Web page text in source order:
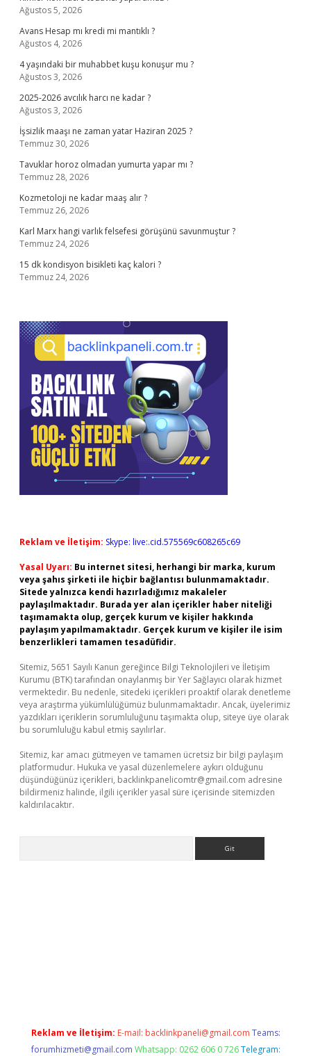
Ağustos 5, 2026
Avans Hesap mı kredi mi mantıklı ?
Ağustos 4, 2026
4 yaşındaki bir muhabbet kuşu konuşur mu ?
Ağustos 3, 2026
2025-2026 avcılık harcı ne kadar ?
Ağustos 3, 2026
İşsizlik maaşı ne zaman yatar Haziran 2025 ?
Temmuz 30, 2026
Tavuklar horoz olmadan yumurta yapar mı ?
Temmuz 28, 2026
Kozmetoloji ne kadar maaş alır ?
Temmuz 26, 2026
Karl Marx hangi varlık felsefesi görüşünü savunmuştur ?
Temmuz 24, 2026
15 dk kondisyon bisikleti kaç kalori ?
Temmuz 24, 2026
Reklam ve İletişim: Skype: live:.cid.575569c608265c69
Yasal Uyarı: Bu internet sitesi, herhangi bir marka, kurum
veya şahıs şirketi ile hiçbir bağlantısı bulunmamaktadır.
Sitede yalnızca kendi hazırladığımız makaleler
paylaşılmaktadır. Burada yer alan içerikler haber niteliği
taşımamakta olup, gerçek kurum ve kişiler hakkında
paylaşım yapılmamaktadır. Gerçek kurum ve kişiler ile isim
benzerlikleri tamamen tesadüfidir.
Sitemiz, 5651 Sayılı Kanun gereğince Bilgi Teknolojileri ve İletişim
Kurumu (BTK) tarafından onaylanmış bir Yer Sağlayıcı olarak hizmet
vermektedir. Bu nedenle, sitedeki içerikleri proaktif olarak denetleme
veya araştırma yükümlülüğümüz bulunmamaktadır. Ancak, üyelerimiz
yazdıkları içeriklerin sorumluluğunu taşımakta olup, siteye üye olarak
bu sorumluluğu kabul etmiş sayılırlar.
Sitemiz, kar amacı gütmeyen ve tamamen ücretsiz bir bilgi paylaşım
platformudur. Hukuka ve yasal düzenlemelere aykırı olduğunu
düşündüğünüz içerikleri, backlinkpanelicomtr@gmail.com adresine
bildirmeniz halinde, ilgili içerikler yasal süre içerisinde sitemizden
kaldırılacaktır.
Reklam ve İletişim: E-mail: backlinkpaneli@gmail.com Teams:
forumhizmeti@gmail.com Whatsapp: 0262 606 0 726 Telegram: